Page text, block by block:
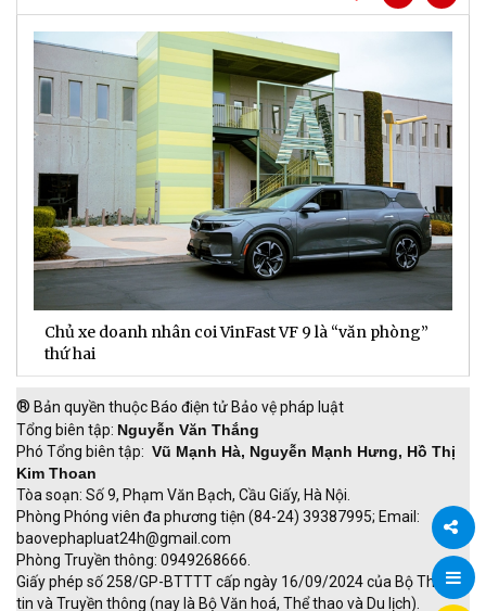
Chia
Chủ xe doanh nhân coi VinFast VF 9 là “văn phòng”
thứ hai
® Bản quyền thuộc Báo điện tử Bảo vệ pháp luật
Tổng biên tập: Nguyễn Văn Thắng
Phó Tổng biên tập: Vũ Mạnh Hà, Nguyễn Mạnh Hưng, Hồ Thị
Kim Thoan
Tòa soạn: Số 9, Phạm Văn Bạch, Cầu Giấy, Hà Nội.
Phòng Phóng viên đa phương tiện (84-24) 39387995; Email:
baovephapluat24h@gmail.com
Phòng Truyền thông: 0949268666.
Giấy phép số 258/GP-BTTTT cấp ngày 16/09/2024 của Bộ Thông
tin và Truyền thông (nay là Bộ Văn hoá, Thể thao và Du lịch).